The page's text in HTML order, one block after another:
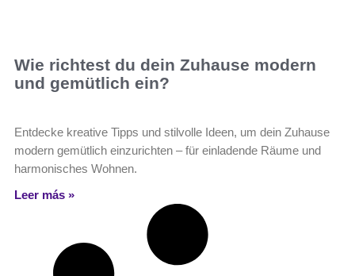
Wie richtest du dein Zuhause modern
und gemütlich ein?
Entdecke kreative Tipps und stilvolle Ideen, um dein Zuhause
modern gemütlich einzurichten – für einladende Räume und
harmonisches Wohnen.
Leer más »